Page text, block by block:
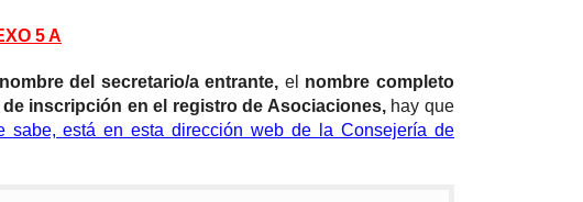
5 A
nombre del secretario/a entrante, el nombre completo
inscripción en el registro de Asociaciones,hay que
sabe, está en esta dirección web de la Consejería de